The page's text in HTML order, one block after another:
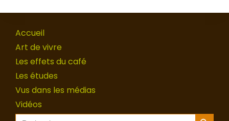
Accueil
Art de vivre
Les effets du café
Les études
Vus dans les médias
Vidéos
Search
Search Button